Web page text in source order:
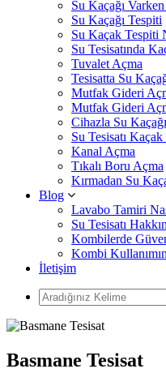
Su Kaçağı
Su Kaçağı Tespiti
Su Kaçak Tespiti
Su Tesisatında
Tuvalet Açma
Tesisatta Su
Mutfak Gideri
Mutfak Gideri
Cihazla Su
Su Tesisatı
Kanal Açma
Tıkalı Boru Açma
Kırmadan Su
Blog
Lavabo Tamiri
Su Tesisatı
Kombilerde
Kombi
İletişim
Basmane Tesisat